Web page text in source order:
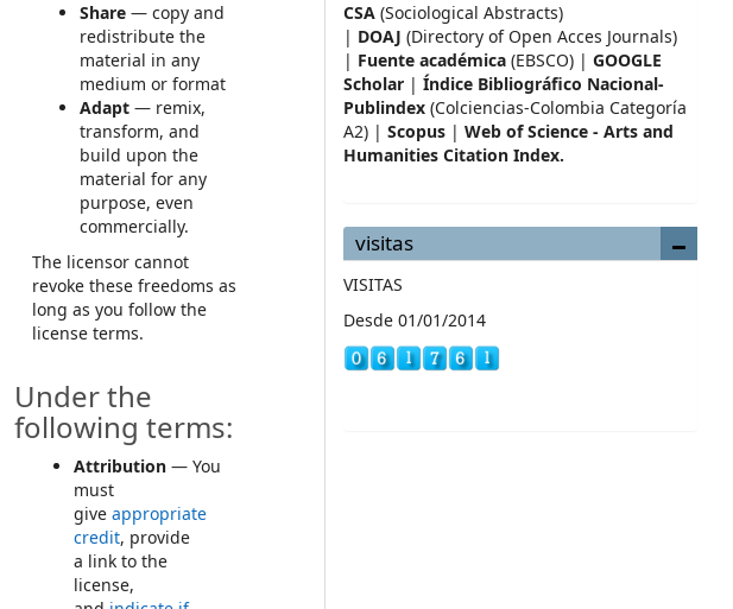
Share — copy and
redistribute the
material in any
medium or format
Adapt — remix,
transform, and
build upon the
material for any
purpose, even
commercially.
The licensor cannot
revoke these freedoms as
long as you follow the
license terms.
Under the
following terms:
Attribution — You
must
giveappropriate
credit, provide
a link to the
license,
CSA (Sociological Abstracts)
| DOAJ (Directory of Open Acces Journals)
| Fuente académica (EBSCO) | GOOGLE
Scholar| Índice Bibliográfico Nacional-
Publindex (Colciencias-Colombia Categoría
A2) | Scopus | Web of Science - Arts and
Humanities Citation Index.
visitas
VISITAS
Desde 01/01/2014